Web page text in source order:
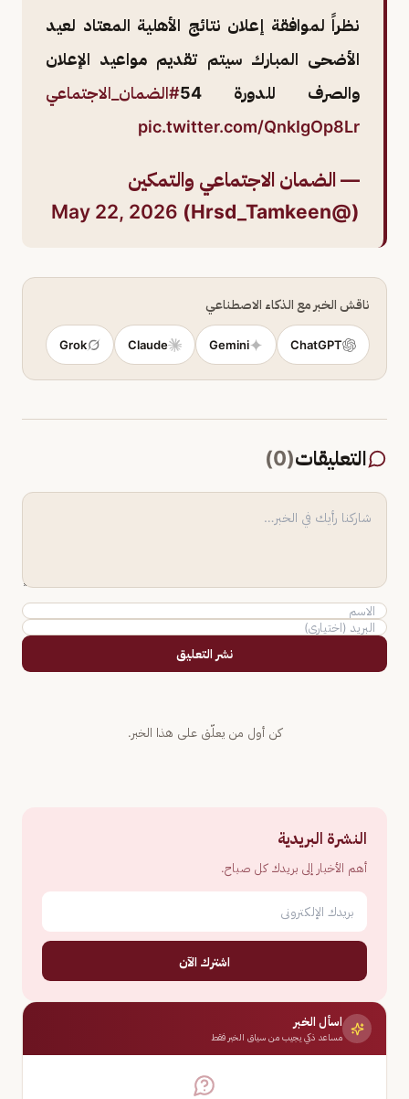
نظراً لموافقة إعلان نتائج الأهلية المعتاد لعيد
الأضحى المبارك سيتم تقديم مواعيد الإعلان
والصرف للدورة 54
#الضمان_الاجتماعي
pic.twitter.com/QnkIgOp8Lr
— الضمان الاجتماعي والتمكين
(@Hrsd_Tamkeen)
May 22, 2026
ناقش الخبر مع الذكاء الاصطناعي
ChatGPT
Gemini
Claude
Grok
التعليقات(
0
)
نشر التعليق
كن أول من يعلّق على هذا الخبر.
النشرة البريدية
أهم الأخبار إلى بريدك كل صباح.
اشترك الآن
اسأل الخبر
مساعد ذكي يجيب من سياق الخبر فقط